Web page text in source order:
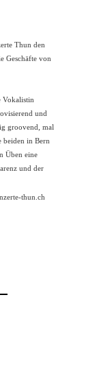
Thun den
Geschäfte von
Vokalistin
und
groovend, mal
beiden in Bern
Üben eine
und der
thun.ch